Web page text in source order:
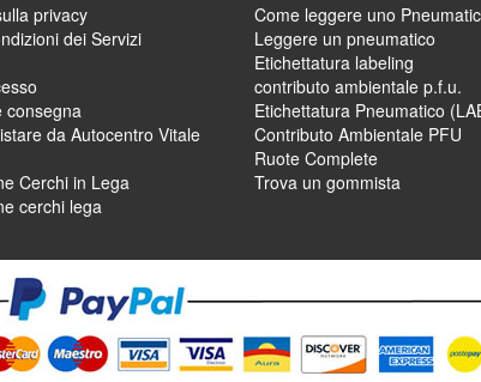
privacy
dei Servizi
consegna
da Autocentro Vitale
Cerchi in Lega
cerchi lega
Come leggere uno
Leggere un pneumatico
Etichettatura labeling
contributo ambientale p.f.u.
Etichettatura Pneumatico
Contributo Ambientale PFU
Ruote Complete
Trova un gommista